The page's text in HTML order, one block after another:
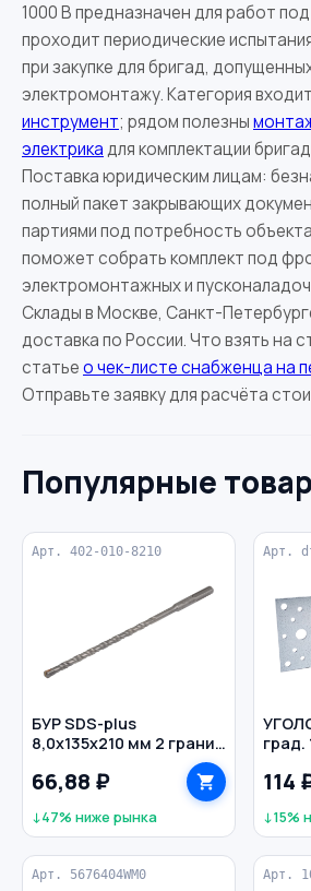
1000 В предназначен для работ
проходит периодические
при закупке для бригад,
электромонтажу. Категория
инструмент; рядом полезны
электрикадля комплектации
Поставка юридическим лицам:
полный пакет закрывающих
партиями под потребность
поможет собрать комплект под
электромонтажных и
Склады в Москве, Санкт-
доставка по России. Что взять на
статьео чек-листе снабженца на
Отправьте заявку для расчёта
Популярные
Арт. 402-010-8210
БУР SDS-plus
8,0х135х210 мм 2 грани
по бетону HEADROCK
66,88 ₽
↓47% ниже рынка
Арт.
град.
114
↓15%
Арт. 5676404WM0 Арт.